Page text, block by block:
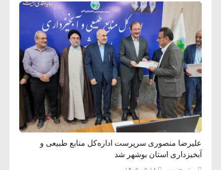
علیرضا منصوری سرپرست اداره‌کل منابع طبیعی و
آبخیزداری استان بوشهر شد